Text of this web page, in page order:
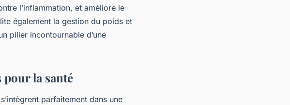
l’inflammation, et améliore le
également la gestion du poids et
pilier incontournable d’une
la santé
parfaitement dans une